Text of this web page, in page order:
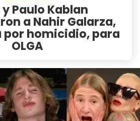
Paulo Kablan
a Nahir Galarza,
por homicidio, para
OLGA